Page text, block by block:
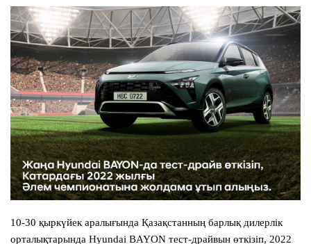
10-30 қыркүйек аралығында Қазақстанның барлық дилерлік
орталықтарында Hyundai BAYON тест-драйвын өткізіп, 2022